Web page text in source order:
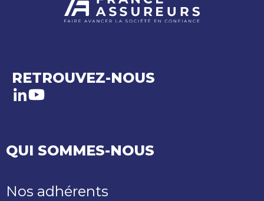
RETROUVEZ-NOUS
LinkedIn
Youtube
QUI SOMMES-NOUS
Nos adhérents